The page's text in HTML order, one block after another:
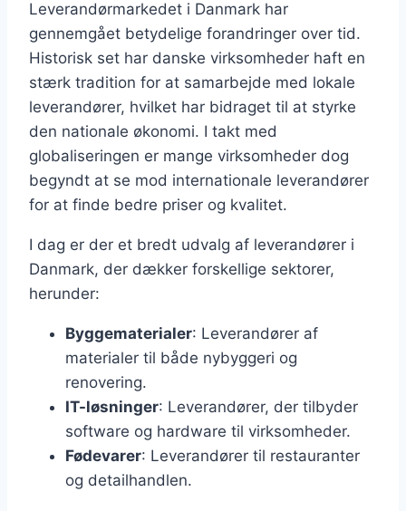
Leverandørmarkedet i Danmark har
gennemgået betydelige forandringer over tid.
Historisk set har danske virksomheder haft en
stærk tradition for at samarbejde med lokale
leverandører, hvilket har bidraget til at styrke
den nationale økonomi. I takt med
globaliseringen er mange virksomheder dog
begyndt at se mod internationale leverandører
for at finde bedre priser og kvalitet.
I dag er der et bredt udvalg af leverandører i
Danmark, der dækker forskellige sektorer,
herunder:
Byggematerialer: Leverandører af
materialer til både nybyggeri og
renovering.
IT-løsninger: Leverandører, der tilbyder
software og hardware til virksomheder.
Fødevarer: Leverandører til restauranter
og detailhandlen.